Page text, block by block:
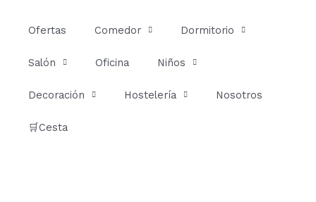
Ofertas Comedor Dormitorio
Salón Oficina Niños
Decoración Hostelería Nosotros
🛒Cesta